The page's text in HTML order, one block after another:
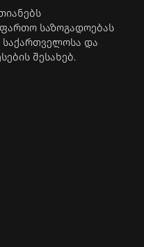
საზოგადოებას
საქართველოსა და
შესახებ.